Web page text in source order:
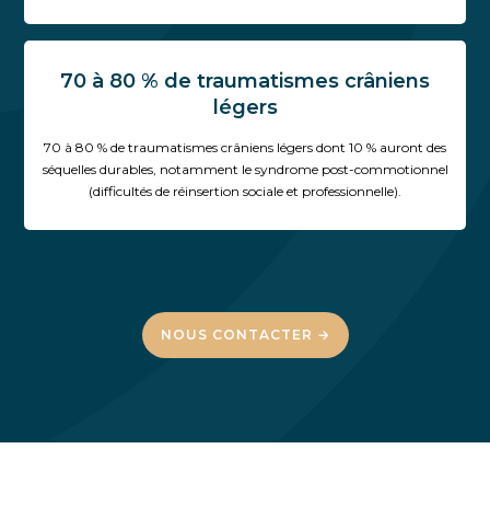
70 à 80 % de traumatismes crâniens
légers
70 à 80 % de traumatismes crâniens légers dont 10 % auront des
séquelles durables, notamment le syndrome post-commotionnel
(difficultés de réinsertion sociale et professionnelle).
NOUS CONTACTER →